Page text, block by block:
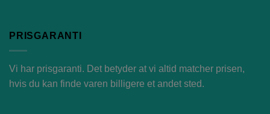
PRISGARANTI
Vi har prisgaranti. Det betyder at vi altid matcher prisen,
hvis du kan finde varen billigere et andet sted.